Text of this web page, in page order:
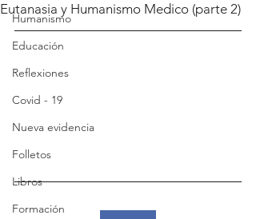
Humanismo
Educación
Reflexiones
Covid - 19
Nueva evidencia
Folletos
Libros
Formación
Eutanasia y Humanismo Medico (parte 2)